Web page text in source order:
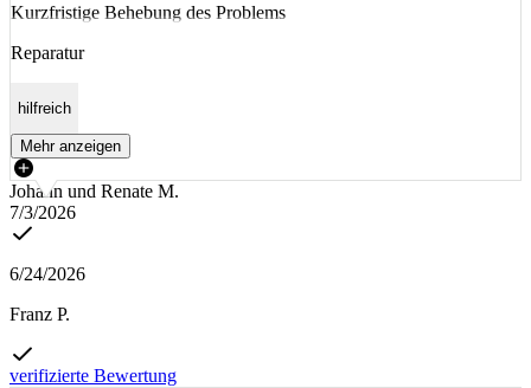
Kurzfristige Behebung des Problems
Reparatur
hilfreich
Mehr anzeigen
Johann und Renate M.
7/3/2026
6/24/2026
Franz P.
verifizierte Bewertung